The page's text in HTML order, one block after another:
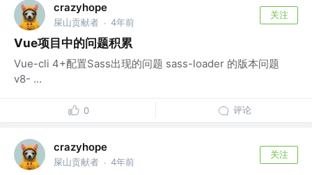
crazyhope
屎山贡献者 · 4年前
关注
Vue项目中的问题积累
Vue-cli 4+配置Sass出现的问题 sass-loader 的版本问题
v8- ...
0 评论
crazyhope
屎山贡献者 · 4年前
关注